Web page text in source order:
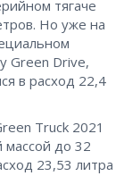
тягаче
Но уже на
Green Drive,
в расход 22,4
Truck 2021
массой до 32
23,53 литра